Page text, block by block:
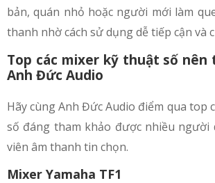
bản, quán nhỏ hoặc người mới làm
thanh nhờ cách sử dụng dễ tiếp cận và
Top các mixer kỹ thuật số nên
Anh Đức Audio
Hãy cùng Anh Đức Audio điểm qua top
số đáng tham khảo được nhiều người
viên âm thanh tin chọn.
Mixer Yamaha TF1